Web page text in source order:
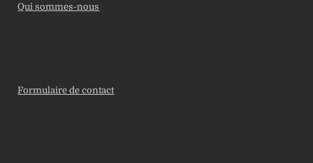
Qui sommes-nous
Formulaire de contact